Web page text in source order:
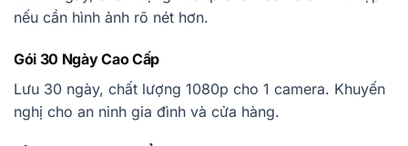
nếu cần hình ảnh rõ nét hơn.
Gói 30 Ngày Cao Cấp
Lưu 30 ngày, chất lượng 1080p cho 1 camera. Khuyến
nghị cho an ninh gia đình và cửa hàng.